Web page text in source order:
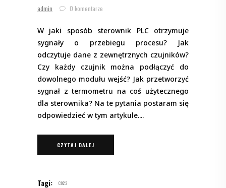
admin 0 komentarze
W jaki sposób sterownik PLC otrzymuje
sygnały o przebiegu procesu? Jak
odczytuje dane z zewnętrznych czujników?
Czy każdy czujnik można podłączyć do
dowolnego modułu wejść? Jak przetworzyć
sygnał z termometru na coś użytecznego
dla sterownika? Na te pytania postaram się
odpowiedzieć w tym artykule.
CZYTAJ DALEJ
Tagi: C023